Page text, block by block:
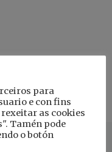
para
e con fins
as cookies
Tamén pode
o botón